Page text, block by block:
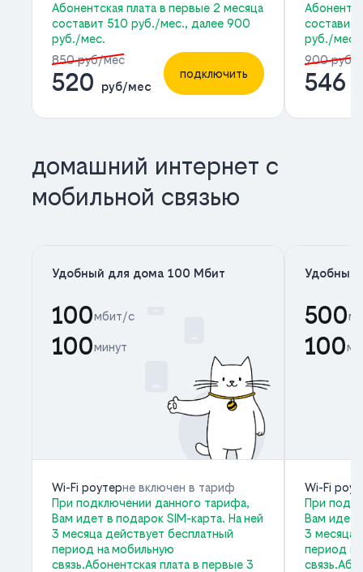
Абонентская плата в первые 2 месяца
составит 510 руб./мес., далее 900
руб./мес.
850 руб/мес
520 руб/мес
подключить
составит
руб./мес.
900 руб/
546
домашний интернет с
мобильной связью
Удобный для дома 100 Мбит
100мбит/с
100минут
Wi-Fi роутерне включен в тариф
При подключении данного тарифа,
Вам идет в подарок SIM-карта. На ней
3 месяца действует бесплатный
период на мобильную
связь.Абонентская плата в первые 3
Удобный
500
100
Wi-Fi
При
Вам идет
3 месяца
период